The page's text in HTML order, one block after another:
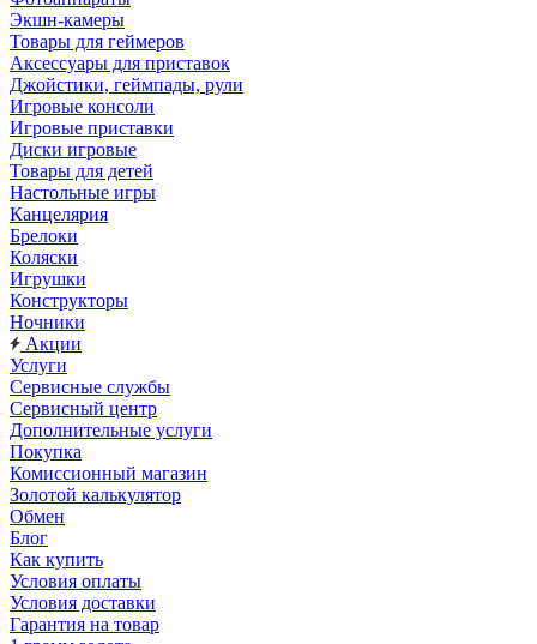
Экшн-камеры
Товары для геймеров
Аксессуары для приставок
Джойстики, геймпады, рули
Игровые консоли
Игровые приставки
Диски игровые
Товары для детей
Настольные игры
Канцелярия
Брелоки
Коляски
Игрушки
Конструкторы
Ночники
Акции
Услуги
Сервисные службы
Сервисный центр
Дополнительные услуги
Покупка
Комиссионный магазин
Золотой калькулятор
Обмен
Блог
Как купить
Условия оплаты
Условия доставки
Гарантия на товар